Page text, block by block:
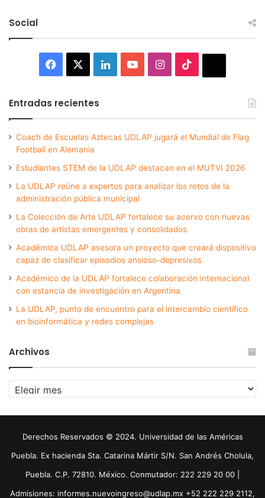
Social
Facebook LinkedInYouTubeInstagram
Entradas recientes
Coach de Escuelas Aztecas UDLAP jugará el Mundial de Flag
Football en Alemania
Estudiantes STEM de la UDLAP destacan en el MUTVI 2026
La UDLAP reúne a expertos para analizar los retos de la
administración pública municipal
La Colección de Arte UDLAP fortalece su acervo con nuevas
obras de artistas emergentes y consolidados
Académica UDLAP asesora un proyecto que creará dispositivo
capaz de clasificar episodios ansioso-depresivos
Académico de la UDLAP fortalece colaboración internacional
con estancia de investigación en Argentina
La UDLAP, punto de encuentro para el intercambio científico
en bioinformática y redes complejas
Archivos
Archivos
Derechos Reservados © 2024. Universidad de las Américas
Puebla. Ex hacienda Sta. Catarina Mártir S/N. San Andrés Cholula,
Puebla. C.P. 72810. México. Conmutador: 222 229 20 00 |
Admisiones: informes.nuevoingreso@udlap.mx +52 222 229 2112,